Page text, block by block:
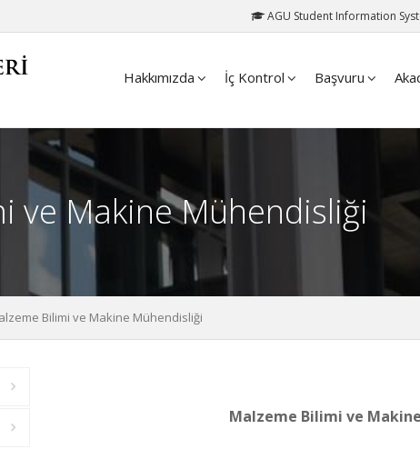
AGU Student Information
Hakkımızda İç Kontrol Başvuru
ve Makine Mühendisliği
Bilimi ve Makine Mühendisliği
Malzeme Bilimi ve